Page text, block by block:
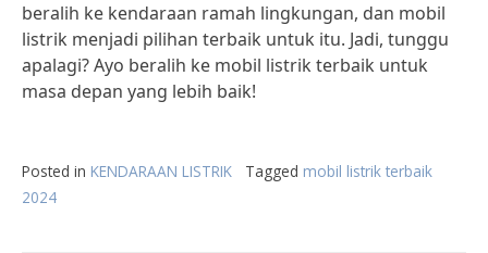
beralih ke kendaraan ramah lingkungan, dan mobil
listrik menjadi pilihan terbaik untuk itu. Jadi, tunggu
apalagi? Ayo beralih ke mobil listrik terbaik untuk
masa depan yang lebih baik!
Posted in KENDARAAN LISTRIK Tagged mobil listrik terbaik
2024